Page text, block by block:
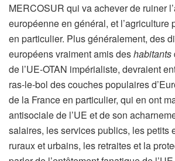
MERCOSUR qui va achever de ruiner
européenne en général, et l’agriculture
en particulier. Plus généralement, des
européens vraiment amis deshabitants
de l’UE-OTAN impérialiste, devraient
ras-le-bol des couches populaires
de la France en particulier, qui en ont
antisociale de l’UE et de son
salaires, les services publics, les petits
ruraux et urbains, les retraites et la